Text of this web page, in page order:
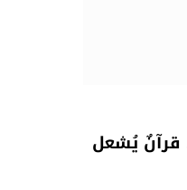
قرآنٌ يُشعل